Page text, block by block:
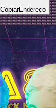
CopiarEndereço